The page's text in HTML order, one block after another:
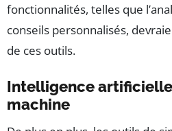
fonctionnalités, telles que
conseils personnalisés,
de ces outils.
Intelligence
machine